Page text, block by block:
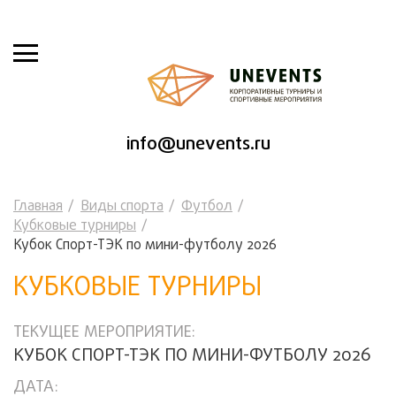
info@unevents.ru
Главная Виды спорта
Футбол
Кубковые турниры
Кубок Спорт-ТЭК по мини-футболу 2026
КУБКОВЫЕ ТУРНИРЫ
ТЕКУЩЕЕ МЕРОПРИЯТИЕ:
КУБОК СПОРТ-ТЭК ПО МИНИ-ФУТБОЛУ 2026
ДАТА: